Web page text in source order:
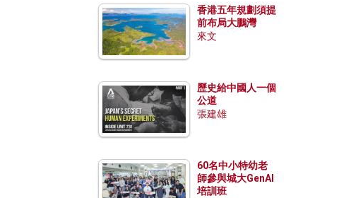
香港五年規劃須提
前布局大鵬灣
來文
歷史給中國人一個
公道
張建雄
60名中小特幼老
師參與城大GenAI
培訓班